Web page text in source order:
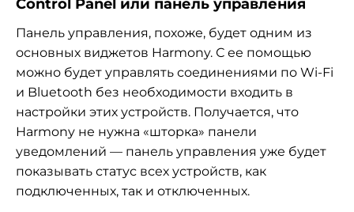
Control Panel или панель управления
Панель управления, похоже, будет одним из
основных виджетов Harmony. С ее помощью
можно будет управлять соединениями по Wi-Fi
и Bluetooth без необходимости входить в
настройки этих устройств. Получается, что
Harmony не нужна «шторка» панели
уведомлений — панель управления уже будет
показывать статус всех устройств, как
подключенных, так и отключенных.